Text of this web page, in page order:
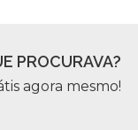
PROCURAVA?
agora mesmo!